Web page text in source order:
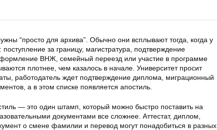
“просто для архива”. Обычно они всплывают тогда, когда у
за границу, магистратура, подтверждение
ВНЖ, семейный переезд или участие в программе
плотнее, чем казалось в начале. Университет просит
работодатель ждет подтверждение диплома, миграционный
а в этом списке появляется апостиль.
— это один штамп, который можно быстро поставить на
документами все сложнее. Аттестат, диплом,
о смене фамилии и перевод могут понадобиться в разных